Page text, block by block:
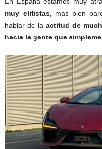
muy elitistas, más bien
hablar de laactitud de
hacia la gente que